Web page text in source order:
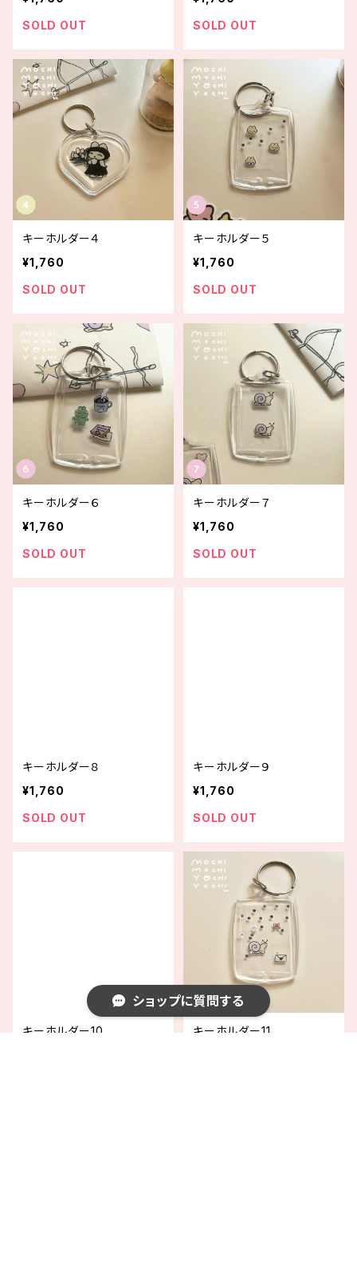
SOLD OUT
SOLD OUT
キーホルダー４
¥1,760
SOLD OUT
キーホルダー５
¥1,760
SOLD OUT
キーホルダー６
¥1,760
SOLD OUT
キーホルダー７
¥1,760
SOLD OUT
キーホルダー８
¥1,760
SOLD OUT
キーホルダー９
¥1,760
SOLD OUT
キーホルダー10
キーホルダー11
ショップに質問する